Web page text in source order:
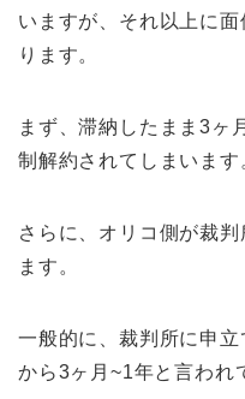
いますが、それ以上に
ります。
まず、滞納したまま3ヶ
制解約されてしまいます
さらに、オリコ側が裁
ます。
一般的に、裁判所に申
から3ヶ月~1年と言われ